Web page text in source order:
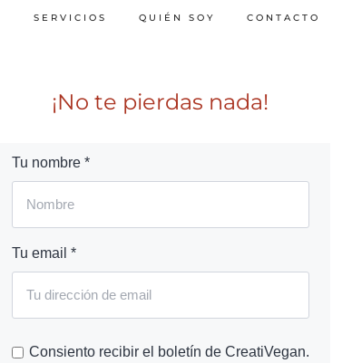
SERVICIOS QUIÉN SOY CONTACTO
¡No te pierdas nada!
Tu nombre *
Tu email *
Consiento recibir el boletín de CreatiVegan.